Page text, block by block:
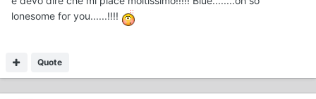
lonesome for you......!!!!
Quote